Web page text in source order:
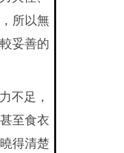
所以無
妥善的
不足，
至食衣
得清楚